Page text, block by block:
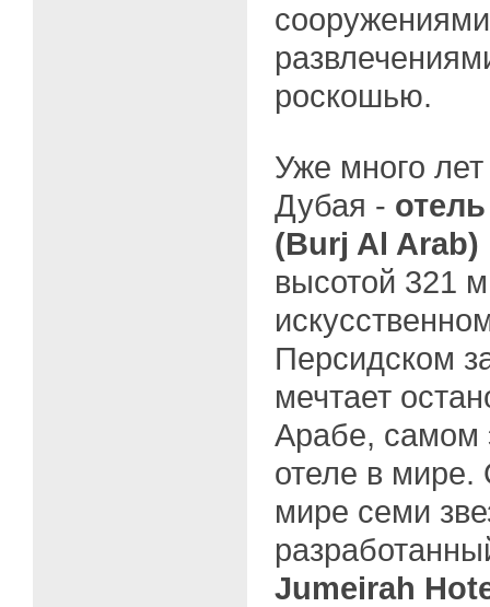
роскошью.
Уже много лет
Дубая -
(Burj Al Arab)
высотой 321
Персидском
мечтает
Арабе, самом
отеле в мире.
мире семи
Jumeirah